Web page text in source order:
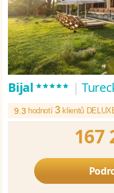
Bijal***** |
9.3 hodnotí3klientů
167